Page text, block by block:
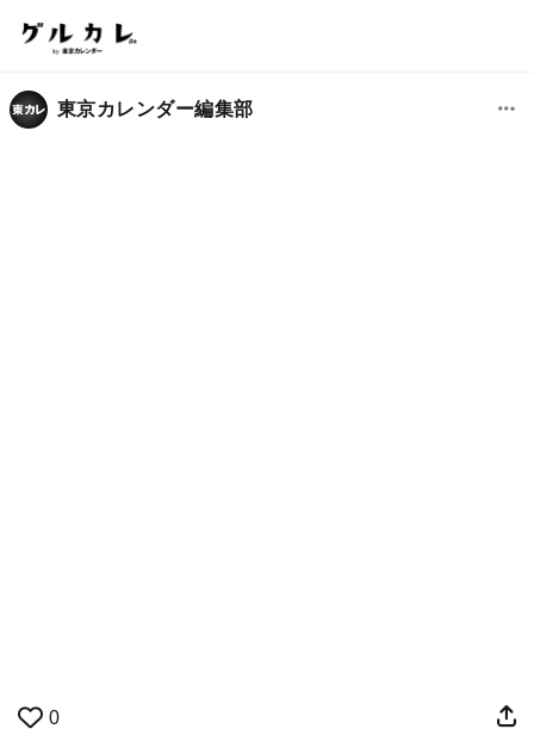
東京カレンダー編集部
0